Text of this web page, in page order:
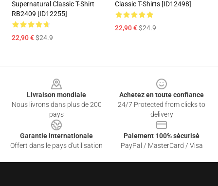
Supernatural Classic T-Shirt
RB2409 [ID12255]
22,90 €$24.9
Classic T-Shirts [ID12498]
22,90 €$24.9
Livraison mondiale
Nous livrons dans plus de 200
pays
Achetez en toute confiance
24/7 Protected from clicks to
delivery
Garantie internationale
Offert dans le pays d'utilisation
Paiement 100% sécurisé
PayPal / MasterCard / Visa